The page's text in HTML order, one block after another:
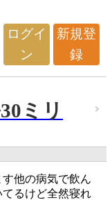
ログイ
ン
新規登
録
ミリ
他の病気で飲ん
るけど全然寝れ